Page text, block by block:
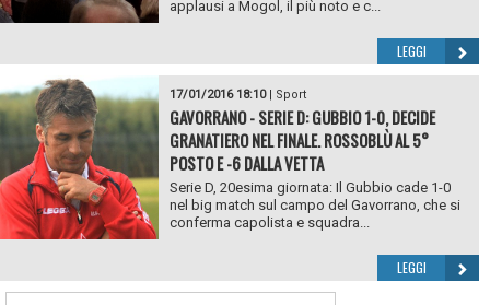
applausi a Mogol, il più noto e c...
LEGGI
17/01/2016 18:10| Sport
GAVORRANO - SERIE D: GUBBIO 1-0, DECIDE
GRANATIERO NEL FINALE. ROSSOBLÙ AL 5°
POSTO E -6 DALLA VETTA
Serie D, 20esima giornata: Il Gubbio cade 1-0
nel big match sul campo del Gavorrano, che si
conferma capolista e squadra...
LEGGI